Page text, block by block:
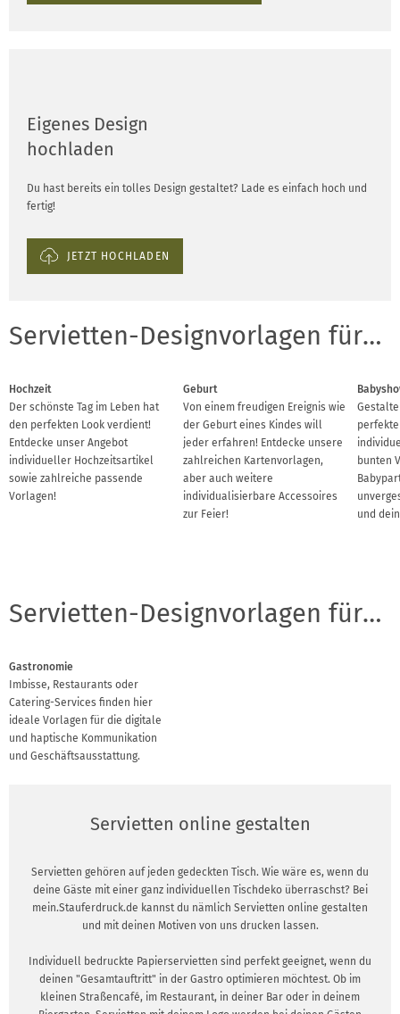
Eigenes Design
hochladen
Du hast bereits ein tolles Design gestaltet? Lade es einfach hoch und
fertig!
JETZT HOCHLADEN
Servietten-Designvorlagen für Anlässe
Hochzeit
Der schönste Tag im Leben hat
den perfekten Look verdient!
Entdecke unser Angebot
individueller Hochzeitsartikel
sowie zahlreiche passende
Vorlagen!
Geburt
Von einem freudigen Ereignis wie
der Geburt eines Kindes will
jeder erfahren! Entdecke unsere
zahlreichen Kartenvorlagen,
aber auch weitere
individualisierbare Accessoires
zur Feier!
bunten
und
Servietten-Designvorlagen für Branchen
Gastronomie
Imbisse, Restaurants oder
Catering-Services finden hier
ideale Vorlagen für die digitale
und haptische Kommunikation
und Geschäftsausstattung.
Servietten online gestalten
Servietten gehören auf jeden gedeckten Tisch. Wie wäre es, wenn du
deine Gäste mit einer ganz individuellen Tischdeko überraschst? Bei
mein.Stauferdruck.de kannst du nämlich Servietten online gestalten
und mit deinen Motiven von uns drucken lassen.
Individuell bedruckte Papierservietten sind perfekt geeignet, wenn du
deinen "Gesamtauftritt" in der Gastro optimieren möchtest. Ob im
kleinen Straßencafé, im Restaurant, in deiner Bar oder in deinem